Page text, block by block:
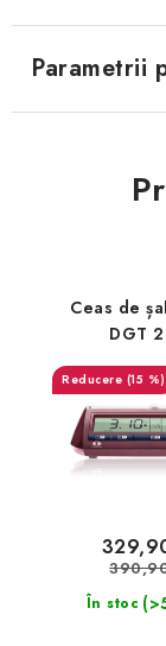
Parametrii
Ceas de
DGT
(15 %)
În stoc